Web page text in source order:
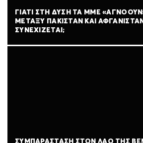
ΓΙΑΤΊ ΣΤΗ ΔΎΣΗ ΤΑ ΜΜΕ
ΜΕΤΑΞΎ ΠΑΚΙΣΤΆΝ ΚΑΙ
ΣΥΝΕΧΊΖΕΤΑΙ;